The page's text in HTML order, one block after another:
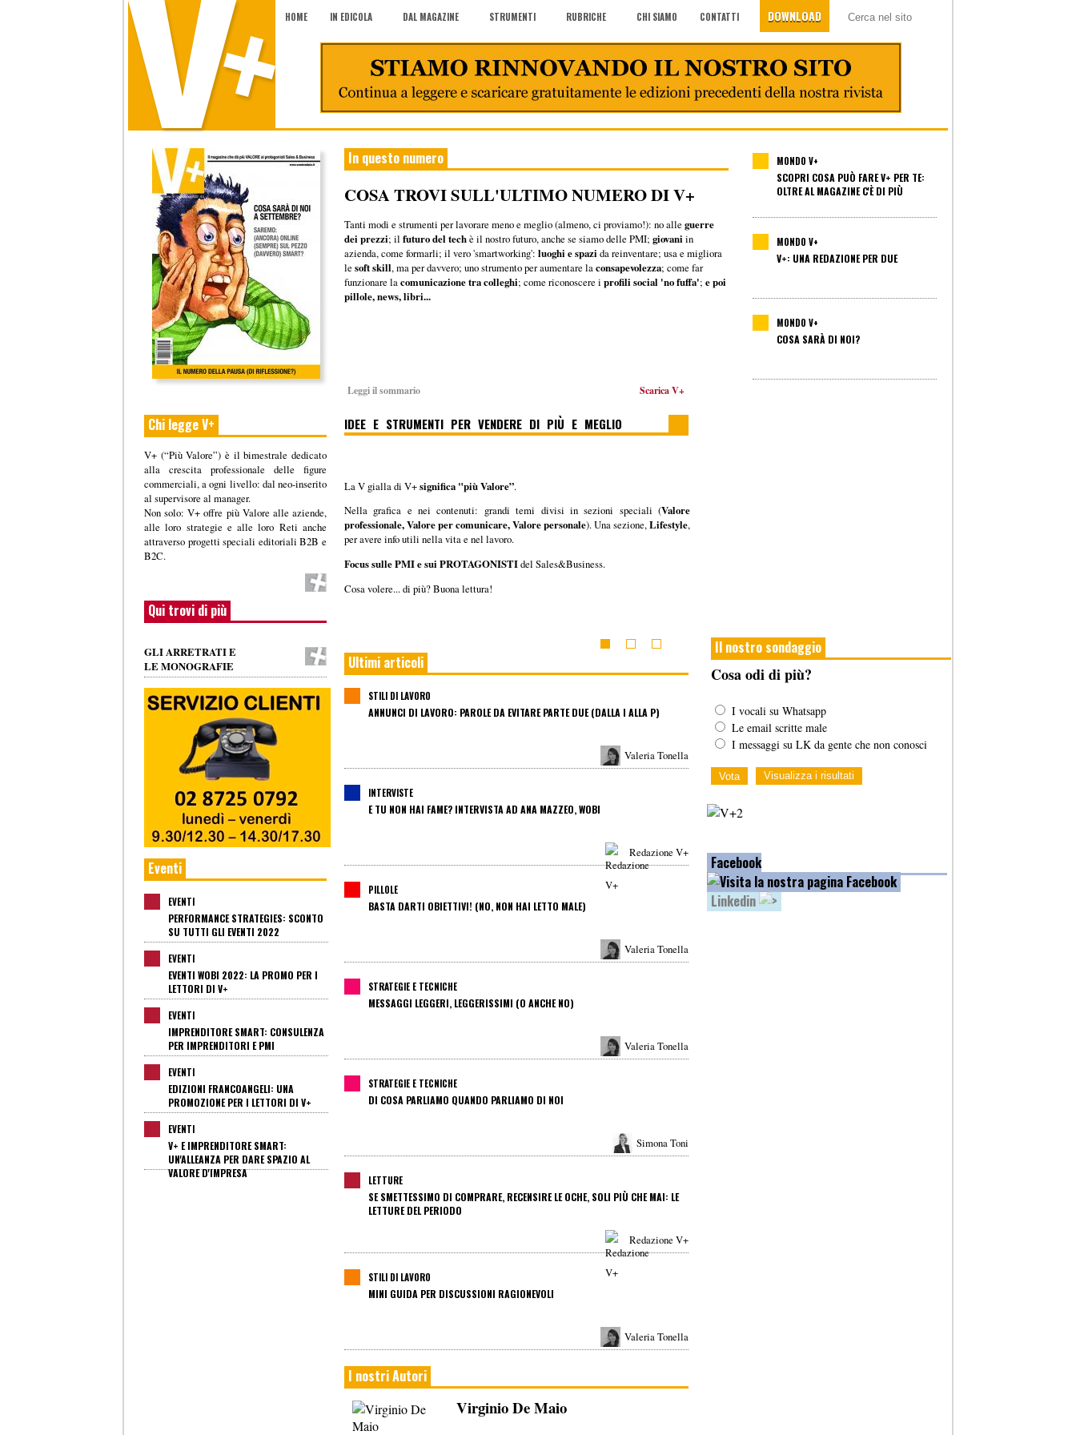
HOME IN EDICOLA DAL MAGAZINE STRUMENTI RUBRICHE CHI SIAMO CONTATTI DOWNLOAD
In questo numero
COSA TROVI SULL'ULTIMO NUMERO DI V+
Tanti modi e strumenti per lavorare meno e meglio (almeno, ci proviamo!): no alle guerre
dei prezzi; il futuro del techè il nostro futuro, anche se siamo delle PMI; giovani in
azienda, come formarli; il vero 'smartworking': luoghi e spazi da reinventare; usa e migliora
le soft skill, ma per davvero; uno strumento per aumentare laconsapevolezza; come far
funzionare lacomunicazione tra colleghi; come riconoscere i profili social 'no fuffa'; e poi
pillole, news, libri...
Leggi il sommario Scarica V+
MONDO V+
SCOPRI COSA PUÒ FARE V+ PER TE:
OLTRE AL MAGAZINE C'È DI PIÙ
MONDO V+
V+: UNA REDAZIONE PER DUE
MONDO V+
COSA SARÀ DI NOI?
Chi legge V+
V+ (“Più Valore”) è il bimestrale dedicato
alla crescita professionale delle figure
commerciali, a ogni livello: dal neo-inserito
al supervisore al manager.
Non solo: V+ offre più Valore alle aziende,
alle loro strategie e alle loro Reti anche
attraverso progetti speciali editoriali B2B e
B2C.
Qui trovi di più
GLI ARRETRATI E
LE MONOGRAFIE
Eventi
EVENTI
PERFORMANCE STRATEGIES: SCONTO
SU TUTTI GLI EVENTI 2022
EVENTI
EVENTI WOBI 2022: LA PROMO PER I
LETTORI DI V+
EVENTI
IMPRENDITORE SMART: CONSULENZA
PER IMPRENDITORI E PMI
EVENTI
EDIZIONI FRANCOANGELI: UNA
PROMOZIONE PER I LETTORI DI V+
EVENTI
V+ E IMPRENDITORE SMART:
UN'ALLEANZA PER DARE SPAZIO AL
VALORE D'IMPRESA
IDEE E STRUMENTI PER VENDERE DI PIÙ E MEGLIO
La V gialla di V+significa "più Valore”.
Nella grafica e nei contenuti: grandi temi divisi in sezioni speciali (Valore
professionale, Valore per comunicare, Valore personale). Una sezione,Lifestyle,
per avere info utili nella vita e nel lavoro.
Focus sulle PMI e sui PROTAGONISTIdel Sales&Business.
Cosa volere... di più? Buona lettura!
Ultimi articoli
STILI DI LAVORO
ANNUNCI DI LAVORO: PAROLE DA EVITARE PARTE DUE (DALLA I ALLA P)
Valeria Tonella
INTERVISTE
E TU NON HAI FAME? INTERVISTA AD ANA MAZZEO, WOBI
Redazione V+
PILLOLE
BASTA DARTI OBIETTIVI! (NO, NON HAI LETTO MALE)
Valeria Tonella
STRATEGIE E TECNICHE
MESSAGGI LEGGERI, LEGGERISSIMI (O ANCHE NO)
Valeria Tonella
STRATEGIE E TECNICHE
DI COSA PARLIAMO QUANDO PARLIAMO DI NOI
Simona Toni
LETTURE
SE SMETTESSIMO DI COMPRARE, RECENSIRE LE OCHE, SOLI PIÙ CHE MAI: LE
LETTURE DEL PERIODO
Redazione V+
STILI DI LAVORO
MINI GUIDA PER DISCUSSIONI RAGIONEVOLI
Valeria Tonella
I nostri Autori
Virginio De Maio
Il nostro sondaggio
Cosa odi di più?
I vocali su Whatsapp
Le email scritte male
I messaggi su LK da gente che non conosci
Visualizza i risultati
Facebook
Linkedin